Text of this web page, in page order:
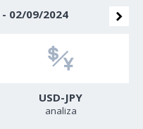
02/09/2024
USD-JPY
analiza